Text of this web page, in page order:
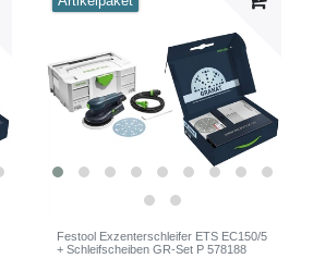
Festool Exzenterschleifer ETS EC150/5
+ Schleifscheiben GR-Set P 578188